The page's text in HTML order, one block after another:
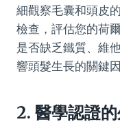
細觀察毛囊和頭皮
檢查，評估您的荷
是否缺乏鐵質、維
響頭髮生長的關鍵因
2. 醫學認證